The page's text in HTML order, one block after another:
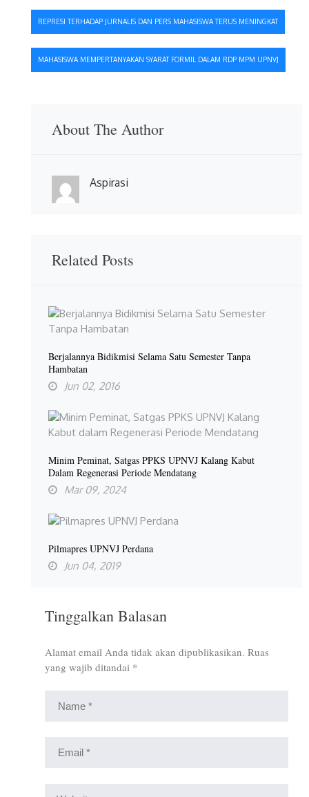
Navigasi
pos
REPRESI TERHADAP JURNALIS DAN PERS MAHASISWA TERUS MENINGKAT
MAHASISWA MEMPERTANYAKAN SYARAT FORMIL DALAM RDP MPM UPNVJ
About The Author
Aspirasi
Related Posts
Berjalannya Bidikmisi Selama Satu Semester Tanpa
Hambatan
Jun 02, 2016
Minim Peminat, Satgas PPKS UPNVJ Kalang Kabut
Dalam Regenerasi Periode Mendatang
Mar 09, 2024
Pilmapres UPNVJ Perdana
Jun 04, 2019
Tinggalkan Balasan
Alamat email Anda tidak akan dipublikasikan. Ruas
yang wajib ditandai *